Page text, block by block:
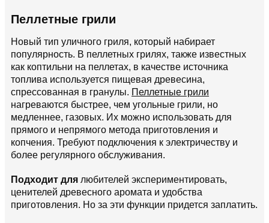
Пеллетные грили
Новый тип уличного гриля, который набирает
популярность. В пеллетных грилях, также известных
как коптильни на пеллетах, в качестве источника
топлива используется пищевая древесина,
спрессованная в гранулы. Пеллетные грили
нагреваются быстрее, чем угольные грили, но
медленнее, газовых. Их можно использовать для
прямого и непрямого метода приготовления и
копчения. Требуют подключения к электричеству и
более регулярного обслуживания.
Подходит для любителей экспериментировать,
ценителей древесного аромата и удобства
приготовления. Но за эти функции придется заплатить.